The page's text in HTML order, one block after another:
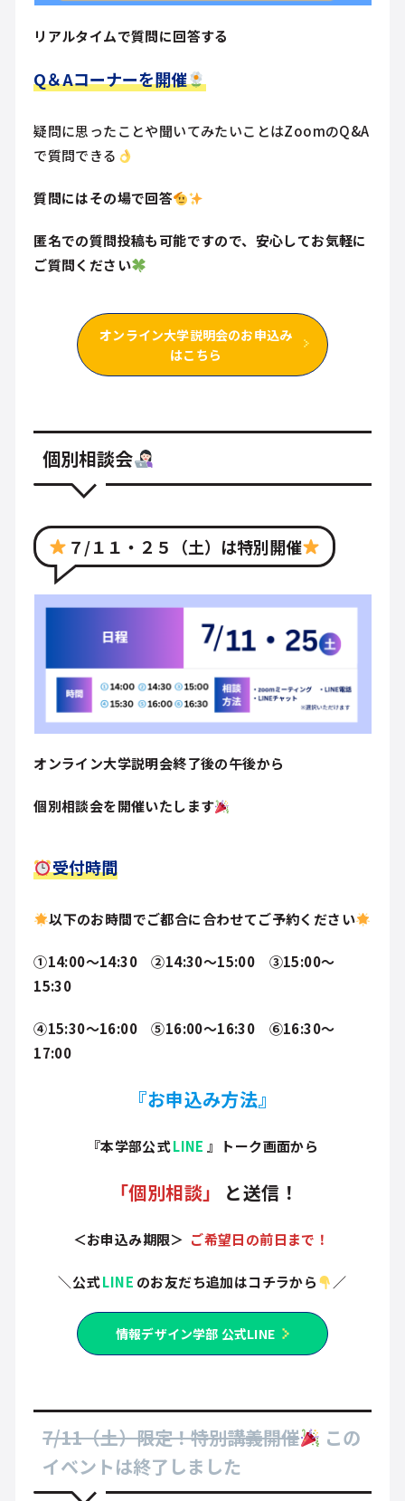
リアルタイムで質問に回答する
Q＆Aコーナーを開催
疑問に思ったことや聞いてみたいことはZoomのQ&A
で質問できる
質問にはその場で回答
匿名での質問投稿も可能ですので、安心してお気軽に
ご質問ください
オンライン大学説明会のお申込み
はこちら
個別相談会
７/１１・２５（土）は特別開催
オンライン大学説明会終了後の午後から
個別相談会を開催いたします
受付時間
以下のお時間でご都合に合わせてご予約ください
①14:00～14:30 ②14:30～15:00 ③15:00～
15:30
④15:30～16:00 ⑤16:00～16:30
⑥16:30～
17:00
『お申込み方法』
『本学部公式LINE 』トーク画面から
「個別相談」 と送信！
＜お申込み期限＞ ご希望日の前日まで！
＼公式LINE のお友だち追加はコチラから ／
情報デザイン学部 公式LINE
7/11（土）限定！特別講義開催
この
イベントは終了しました